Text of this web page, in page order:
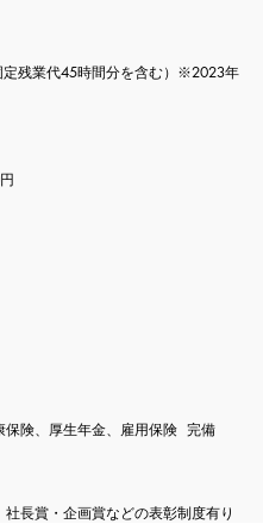
残業代45時間分を含む）※2023年
保険、厚生年金、雇用保険 完備
社長賞・企画賞などの表彰制度有り